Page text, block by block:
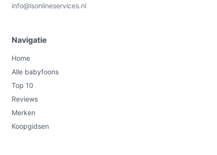
info@lsonlineservices.nl
Navigatie
Home
Alle babyfoons
Top 10
Reviews
Merken
Koopgidsen